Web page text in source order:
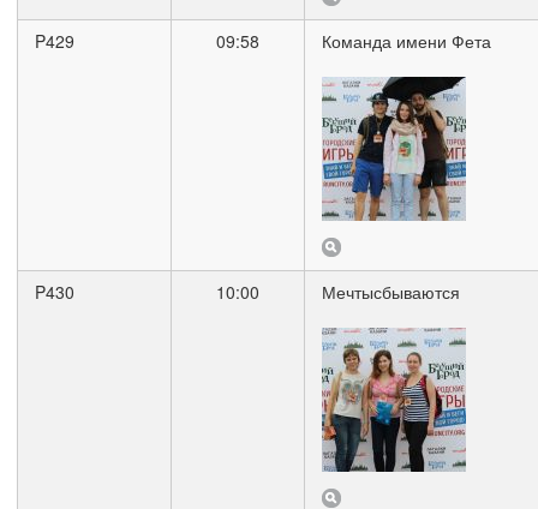
P429 09:58 Команда имени Фета
P430 10:00 Мечтысбываются